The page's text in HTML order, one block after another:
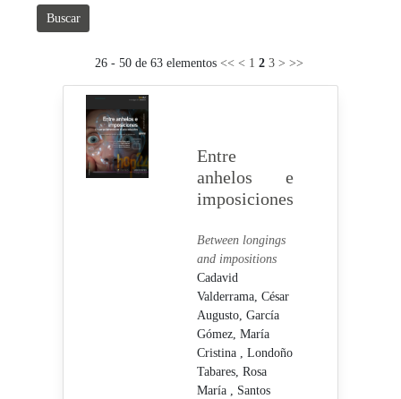
Buscar
26 - 50 de 63 elementos << < 1 2 3 > >>
Entre
anhelos e
imposiciones
Between longings
and impositions
Cadavid
Valderrama, César
Augusto, García
Gómez, María
Cristina , Londoño
Tabares, Rosa
María , Santos